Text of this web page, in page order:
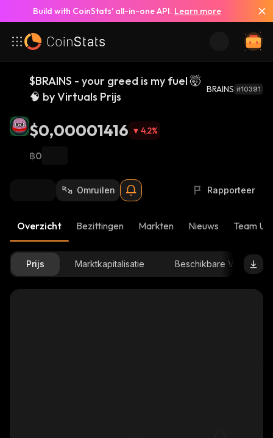
Build with CoinStats’ all-in-one API. Learn more
$BRAINS - your greed is my fuel 🤯
🧠 by Virtuals Prijs
BRAINS #10391
$0,00001416 4,2%
฿0
Omruilen Rapporteer
Overzicht Bezittingen Markten Nieuws Team
Prijs Marktkapitalisatie Beschikbare Voorraad